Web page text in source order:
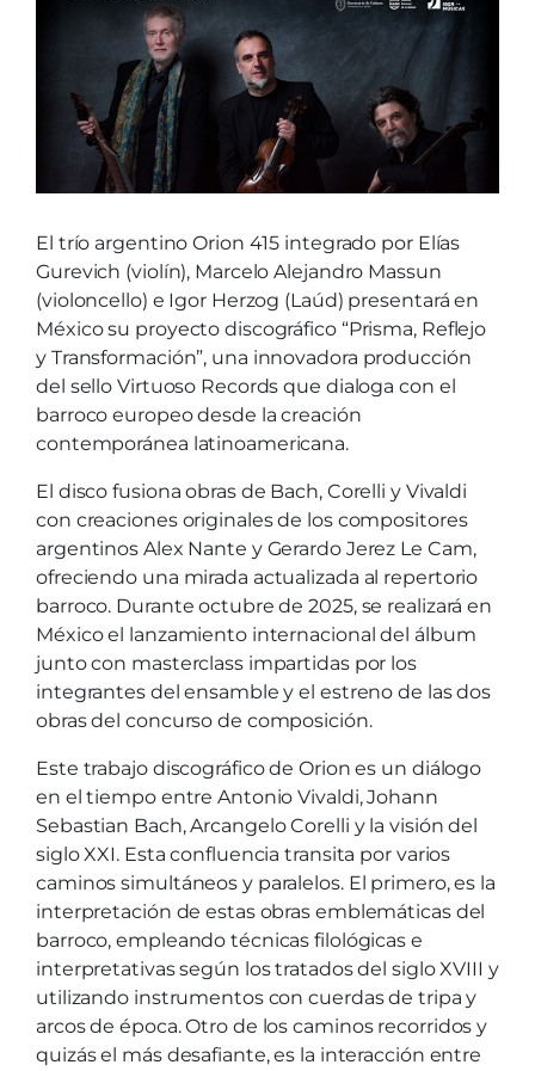
El trío argentino Orion 415 integrado por Elías
Gurevich (violín), Marcelo Alejandro Massun
(violoncello) e Igor Herzog (Laúd) presentará en
México su proyecto discográfico “Prisma, Reflejo
y Transformación”, una innovadora producción
del sello Virtuoso Records que dialoga con el
barroco europeo desde la creación
contemporánea latinoamericana.
El disco fusiona obras de Bach, Corelli y Vivaldi
con creaciones originales de los compositores
argentinos Alex Nante y Gerardo Jerez Le Cam,
ofreciendo una mirada actualizada al repertorio
barroco. Durante octubre de 2025, se realizará en
México el lanzamiento internacional del álbum
junto con masterclass impartidas por los
integrantes del ensamble y el estreno de las dos
obras del concurso de composición.
Este trabajo discográfico de Orion es un diálogo
en el tiempo entre Antonio Vivaldi, Johann
Sebastian Bach, Arcangelo Corelli y la visión del
siglo XXI. Esta confluencia transita por varios
caminos simultáneos y paralelos. El primero, es la
interpretación de estas obras emblemáticas del
barroco, empleando técnicas filológicas e
interpretativas según los tratados del siglo XVIII y
utilizando instrumentos con cuerdas de tripa y
arcos de época. Otro de los caminos recorridos y
quizás el más desafiante, es la interacción entre